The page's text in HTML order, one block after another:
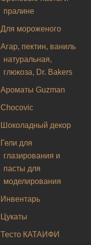
пралине
Для мороженого
Агар, пектин, ваниль
натуральная,
глюкоза, Dr. Bakers
Ароматы Guzman
Chocovic
Шоколадный декор
Гели для
глазирования и
пасты для
моделирования
Инвентарь
Цукаты
Тесто КАТАИФИ